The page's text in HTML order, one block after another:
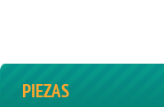
PIEZAS